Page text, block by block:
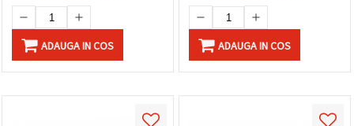
ADAUGA IN COS ADAUGA IN COS